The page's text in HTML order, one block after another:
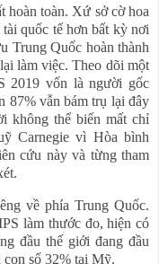
hoàn toàn. Xứ sở cờ hoa
quốc tế hơn bất kỳ nơi
Trung Quốc hoàn thành
làm việc. Theo dõi một
2019 vốn là người gốc
87% vẫn bám trụ lại đây
không thể biến mất chỉ
Carnegie vì Hòa bình
cứu này và từng tham
về phía Trung Quốc.
làm thước đo, hiện có
đầu thế giới đang đầu
con số 32% tại Mỹ.